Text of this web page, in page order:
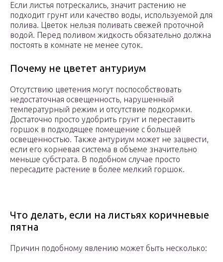
Если листья потрескались, значит растению не
подходит грунт или качество воды, используемой для
полива. Цветок нельзя поливать свежей проточной
водой. Перед поливом жидкость обязательно должна
постоять в комнате не менее суток.
Почему не цветет антуриум
Отсутствию цветения могут поспособствовать
недостаточная освещенность, нарушенный
температурный режим и отсутствие подкормки.
Достаточно просто удобрить грунт и переставить
горшок в подходящее помещение с большей
освещенностью. Также антуриум может не зацвести,
если его корневая система в объеме значительно
меньше субстрата. В подобном случае просто
пересадите растение в более мелкий горшок.
Что делать, если на листьях коричневые
пятна
Причин подобному явлению может быть несколько: